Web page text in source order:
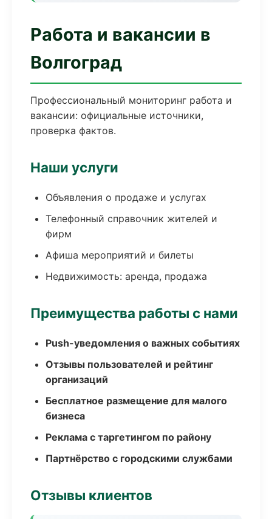
Работа и вакансии в
Волгоград
Профессиональный мониторинг работа и
вакансии: официальные источники,
проверка фактов.
Наши услуги
Объявления о продаже и услугах
Телефонный справочник жителей и
фирм
Афиша мероприятий и билеты
Недвижимость: аренда, продажа
Преимущества работы с нами
Push-уведомления о важных событиях
Отзывы пользователей и рейтинг
организаций
Бесплатное размещение для малого
бизнеса
Реклама с таргетингом по району
Партнёрство с городскими службами
Отзывы клиентов